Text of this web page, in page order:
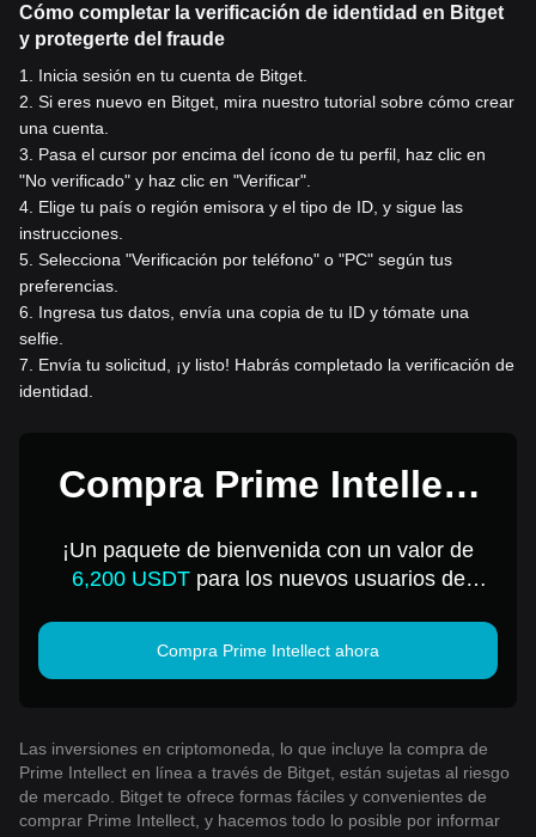
Cómo completar la verificación de identidad en Bitget
y protegerte del fraude
1
Inicia sesión en tu cuenta de Bitget.
2 Si eres nuevo en Bitget, mira nuestro tutorial sobre cómo crear
una cuenta.
3
Pasa el cursor por encima del ícono de tu perfil, haz clic en
"No verificado" y haz clic en "Verificar".
4 Elige tu país o región emisora y el tipo de ID, y sigue las
instrucciones.
5 Selecciona "Verificación por teléfono" o "PC" según tus
preferencias.
6
Ingresa tus datos, envía una copia de tu ID y tómate una
selfie.
7
Envía tu solicitud, ¡y listo! Habrás completado la verificación de
identidad.
Compra Prime Intellect
¡Un paquete de bienvenida con un valor de
6,200 USDTpara los nuevos usuarios de
Compra Prime Intellect ahora
Las inversiones en criptomoneda, lo que incluye la compra de
Prime Intellect en línea a través de Bitget, están sujetas al riesgo
de mercado. Bitget te ofrece formas fáciles y convenientes de
comprar Prime Intellect, y hacemos todo lo posible por informar